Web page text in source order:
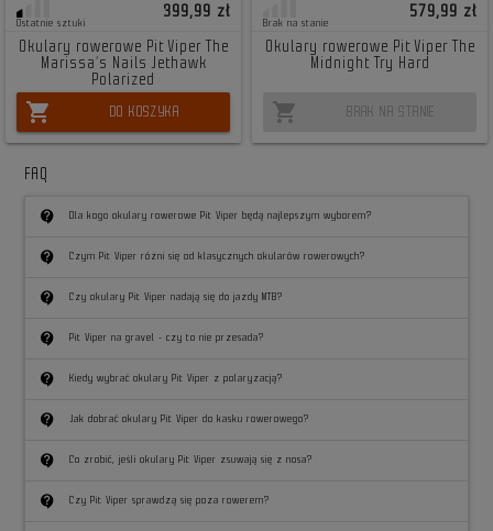
Ostatnie sztuki
399,99 zł
Okulary rowerowe Pit Viper The
Marissa’s Nails Jethawk
Polarized
shopping_cart DO KOSZYKA
Brak na stanie
579,99 zł
Okulary rowerowe Pit Viper The
Midnight Try Hard
shopping_cart BRAK NA STANIE
FAQ
contact_support Dla kogo okulary rowerowe Pit Viper będą najlepszym wyborem?
contact_support Czym Pit Viper różni się od klasycznych okularów rowerowych?
contact_support Czy okulary Pit Viper nadają się do jazdy MTB?
contact_support Pit Viper na gravel - czy to nie przesada?
contact_support Kiedy wybrać okulary Pit Viper z polaryzacją?
contact_support Jak dobrać okulary Pit Viper do kasku rowerowego?
contact_support Co zrobić, jeśli okulary Pit Viper zsuwają się z nosa?
contact_support Czy Pit Viper sprawdzą się poza rowerem?